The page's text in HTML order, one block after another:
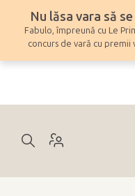
conținut
Nu lăsa vara să
Fabulo, împreună cu Le
concurs de vară cu premii